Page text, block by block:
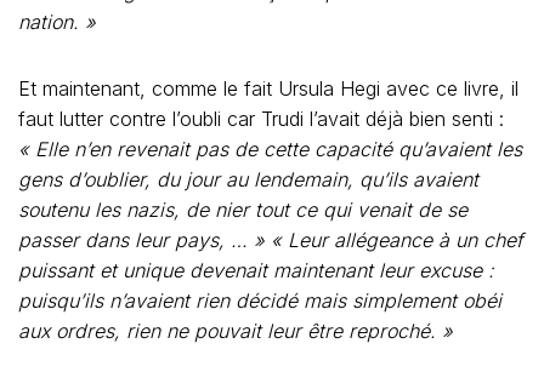
nation. »
Et maintenant, comme le fait Ursula Hegi avec ce livre, il
faut lutter contre l’oubli car Trudi l’avait déjà bien senti :
« Elle n’en revenait pas de cette capacité qu’avaient les
gens d’oublier, du jour au lendemain, qu’ils avaient
soutenu les nazis, de nier tout ce qui venait de se
passer dans leur pays, … » « Leur allégeance à un chef
puissant et unique devenait maintenant leur excuse :
puisqu’ils n’avaient rien décidé mais simplement obéi
aux ordres, rien ne pouvait leur être reproché. »